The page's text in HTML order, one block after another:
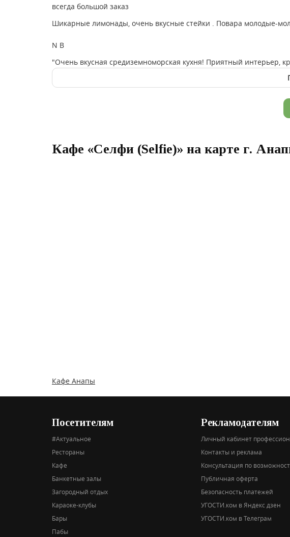
всегда большой заказ
Шикарные лимонады, очень вкусные стейки . Повара молодые-
N B
"Очень вкусная средиземноморская кухня! Приятный интерьер,
Кафе «Селфи (Selfie)» на карте г.
Кафе Анапы
Посетителям
#Актуальное
Рестораны
Кафе
Банкетные залы
Загородный отдых
Караоке-клубы
Бары
Пабы
Рекламодателям
Личный кабинет
Контакты и реклама
Консультация по
Публичная оферта
Безопасность платежей
УГОСТИ.ком в Яндекс дзен
УГОСТИ.ком в Телеграм